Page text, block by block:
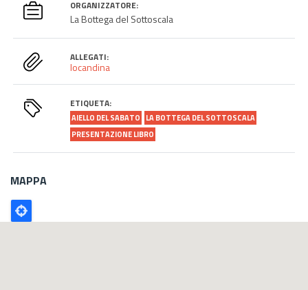
ORGANIZZATORE:
La Bottega del Sottoscala
ALLEGATI:
locandina
ETIQUETA:
AIELLO DEL SABATO
LA BOTTEGA DEL SOTTOSCALA
PRESENTAZIONE LIBRO
MAPPA
Poligono
GEO